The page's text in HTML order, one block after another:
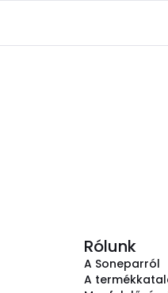
Rólunk
A Soneparról
A